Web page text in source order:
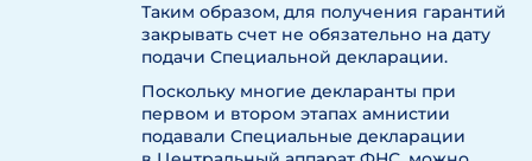
Таким образом, для получения гарантий
закрывать счет не обязательно на дату
подачи Специальной декларации.
Поскольку многие декларанты при
первом и втором этапах амнистии
подавали Специальные декларации